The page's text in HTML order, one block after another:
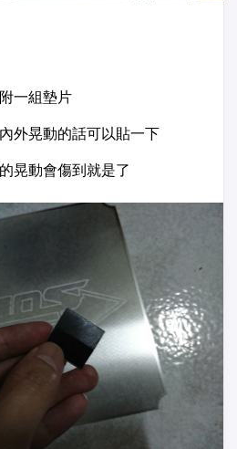
一組墊片
外晃動的話可以貼一下
晃動會傷到就是了